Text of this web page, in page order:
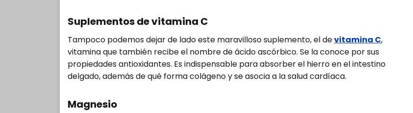
Suplementos de vitamina C
Tampoco podemos dejar de lado este maravilloso suplemento, el devitamina C,
vitamina que también recibe el nombre de ácido ascórbico. Se la conoce por sus
propiedades antioxidantes. Es indispensable para absorber el hierro en el intestino
delgado, además de qué forma colágeno y se asocia a la salud cardíaca.
Magnesio